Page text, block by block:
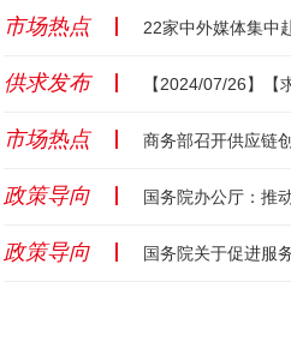
市场热点 22家中外媒体集中
供求发布 【2024/07/26】【
市场热点 商务部召开供应链创新
政策导向 国务院办公厅：推动闲置低效
政策导向 国务院关于促进服